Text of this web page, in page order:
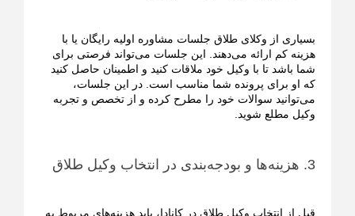
بسیاری از وکلای طلاق جلسات مشاوره اولیه رایگان یا با
هزینه کم ارائه می‌دهند. این جلسات می‌تواند فرصتی برای
شما باشد تا با وکیل خود ملاقات کنید و اطمینان حاصل کنید
که او برای پرونده شما مناسب است. در این جلسات،
می‌توانید سوالات خود را مطرح کرده و از تخصص و تجربه
وکیل مطلع شوید.
3. هزینه‌ها و بودجه‌بندی در انتخاب وکیل طلاق
قبل از انتخاب وکیل طلاق در کانادا، باید هزینه‌های مربوط به